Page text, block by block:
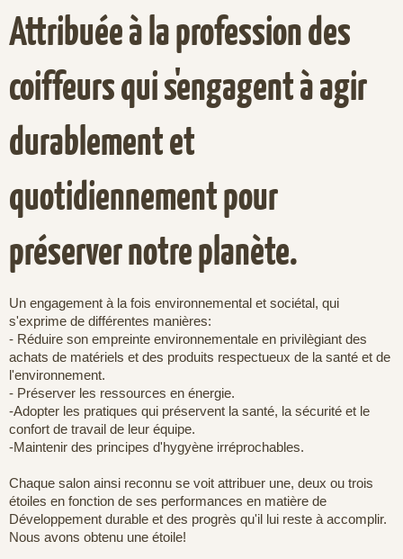
Attribuée à la profession des
coiffeurs qui s'engagent à agir
durablement et
quotidiennement pour
préserver notre planète.
Un engagement à la fois environnemental et sociétal, qui
s'exprime de différentes manières:
- Réduire son empreinte environnementale en privilègiant des
achats de matériels et des produits respectueux de la santé et de
l'environnement.
- Préserver les ressources en énergie.
-Adopter les pratiques qui préservent la santé, la sécurité et le
confort de travail de leur équipe.
-Maintenir des principes d'hygyène irréprochables.
Chaque salon ainsi reconnu se voit attribuer une, deux ou trois
étoiles en fonction de ses performances en matière de
Développement durable et des progrès qu'il lui reste à accomplir.
Nous avons obtenu une étoile!